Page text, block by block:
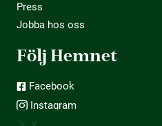
Press
Jobba hos oss
Följ Hemnet
Facebook
Instagram